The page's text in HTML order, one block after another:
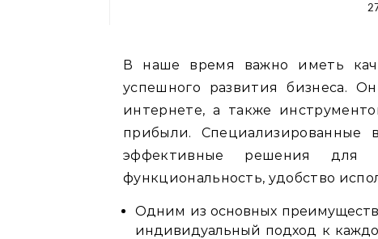
В наше время важно иметь
успешного развития бизнеса.
интернете, а также
прибыли. Специализированные
эффективные решения для
функциональность, удобство
Одним из основных преимуществ
индивидуальный подход к